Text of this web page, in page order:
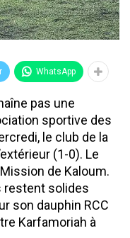
WhatsApp
pas une
sportive des
le club de la
(1-0). Le
de Kaloum.
restent solides
son dauphin RCC
Karfamoriah à